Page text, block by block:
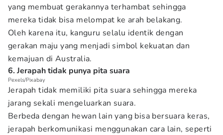
yang membuat gerakannya terhambat sehingga
mereka tidak bisa melompat ke arah belakang.
Oleh karena itu, kanguru selalu identik dengan
gerakan maju yang menjadi simbol kekuatan dan
kemajuan di Australia.
6. Jerapah tidak punya pita suara
Pexels/Pixabay
Jerapah tidak memiliki pita suara sehingga mereka
jarang sekali mengeluarkan suara.
Berbeda dengan hewan lain yang bisa bersuara keras,
jerapah berkomunikasi menggunakan cara lain, seperti